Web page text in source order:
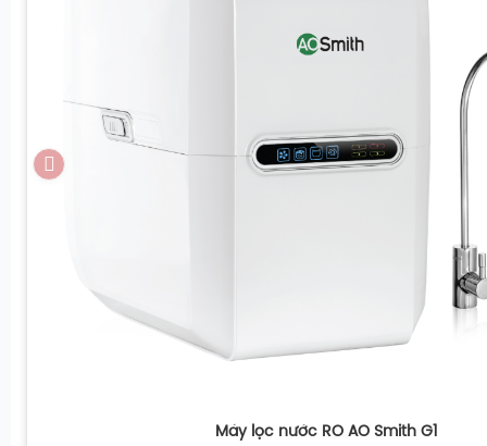
Máy lọc nước RO AO Smith G1